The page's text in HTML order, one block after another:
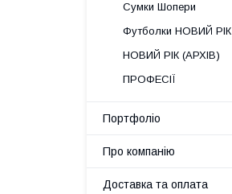
Сумки Шопери
Футболки НОВИЙ РІК
НОВИЙ РІК (АРХІВ)
ПРОФЕСІЇ
Портфоліо
Про компанію
Доставка та оплата